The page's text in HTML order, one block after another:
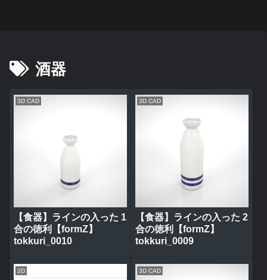
酒器
3D CAD
【食器】ラインの入った 1
合の徳利【formZ】
tokkuri_0010
3D CAD
【食器】ラインの入った 2
合の徳利【formZ】
tokkuri_0009
2D 3D CAD